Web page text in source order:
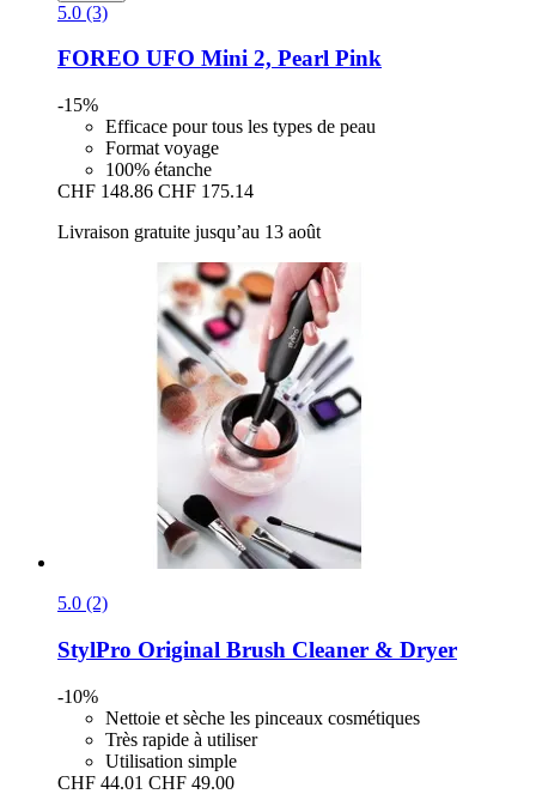
5.0 (3)
FOREO UFO Mini 2, Pearl Pink
-15%
Efficace pour tous les types de peau
Format voyage
100% étanche
CHF 148.86 CHF 175.14
Livraison gratuite jusqu’au 13 août
5.0 (2)
StylPro Original Brush Cleaner & Dryer
-10%
Nettoie et sèche les pinceaux cosmétiques
Très rapide à utiliser
Utilisation simple
CHF 44.01 CHF 49.00